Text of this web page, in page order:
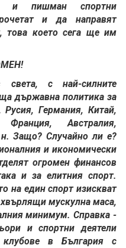
и пишман спортни
и да направят
това което сега ще им
света, с най-силните
държавна политика за
Германия, Китай,
Франция, Австралия,
Защо? Случайно ли е?
и икономически
огромен финансов
и за елитния спорт.
на един спорт изискват
мускулна маса,
минимум. Справка -
и спортни деятели
в България с